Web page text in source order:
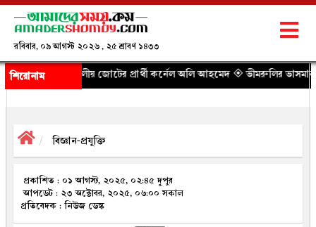
রবিবার, ০৯ আগস্ট ২০২৬ , ২৫ শ্রাবণ ১৪৩৩
শিরোনাম
জোটের প্রার্থী কর্নেল অলি আহমেদ◈ ভীমরুলির ভাসমান পেয়ারা বাজার দেখলেন
বিজ্ঞান-প্রযুক্তি
প্রকাশিত : ০১ আগস্ট, ২০২৫, ০২:৪৫ দুপুর
আপডেট : ২৩ অক্টোবর, ২০২৫, ০৬:০০ সকাল
প্রতিবেদক : নিউজ ডেস্ক